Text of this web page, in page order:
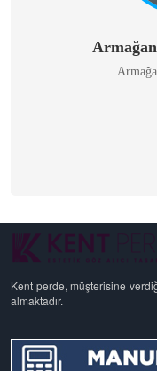
Kent perde, müşterisine
almaktadır.